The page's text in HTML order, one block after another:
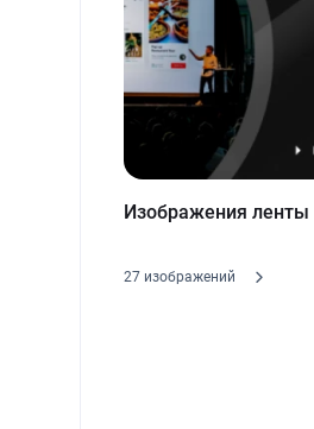
Изображения ленты
27 изображений